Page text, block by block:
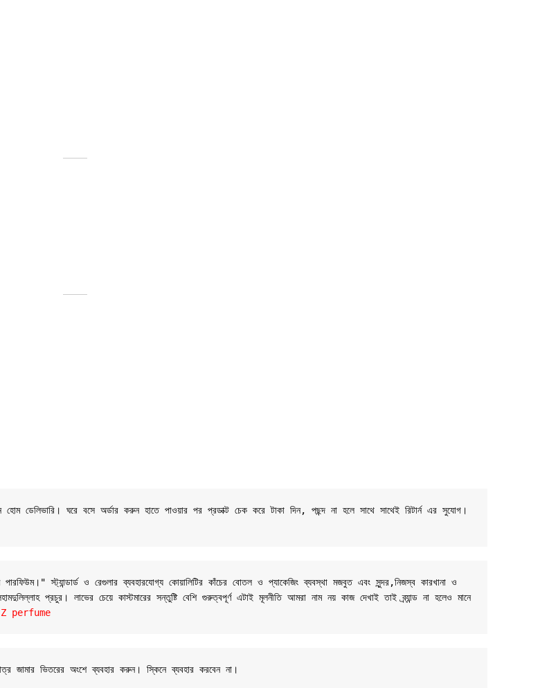
হোম ডেলিভারি। ঘরে বসে অর্ডার করুন হাতে পাওয়ার পর প্রডাক্ট চেক করে টাকা দিন, পছন্দ না হলে সাথে সাথেই রিটার্ন এর সুযোগ।
স্ট্যান্ডার্ড ও রেগুলার ব্যবহারযোগ্য কোয়ালিটির কাঁচের বোতল ও প্যাকেজিং ব্যবস্থা মজবুত এবং সুন্দর,নিজস্ব কারখানা ও
প্রচুর। লাভের চেয়ে কাস্টমারের সন্তুষ্টি বেশি গুরুত্বপূর্ণ এটাই মূলনীতি আমরা নাম নয় কাজ দেখাই তাই ব্র্যান্ড না হলেও মানে
Z perfume
জামার ভিতরের অংশে ব্যবহার করুন। স্কিনে ব্যবহার করবেন না।